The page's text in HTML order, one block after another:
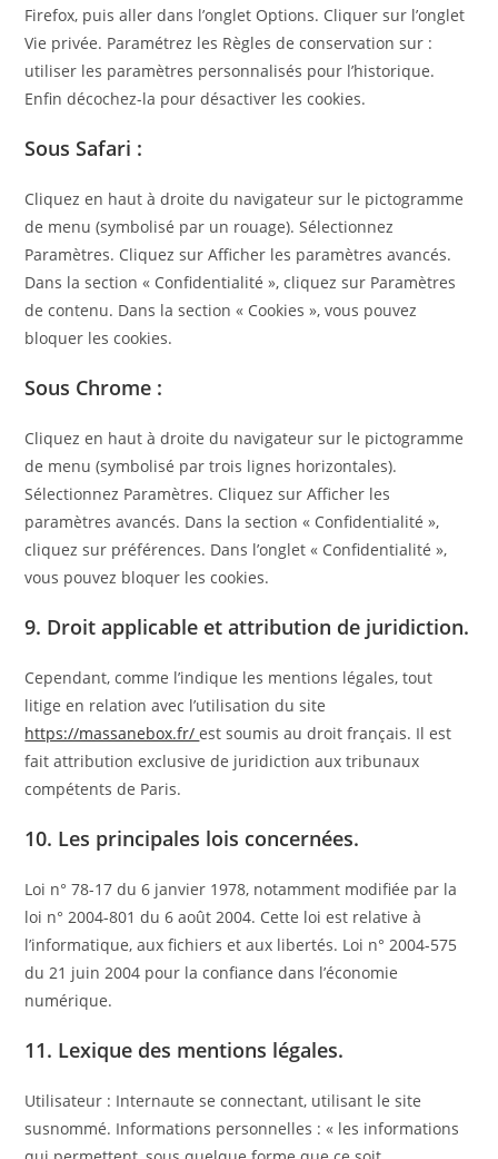
Firefox, puis aller dans l’onglet Options. Cliquer sur l’onglet
Vie privée. Paramétrez les Règles de conservation sur :
utiliser les paramètres personnalisés pour l’historique.
Enfin décochez-la pour désactiver les cookies.
Sous Safari :
Cliquez en haut à droite du navigateur sur le pictogramme
de menu (symbolisé par un rouage). Sélectionnez
Paramètres. Cliquez sur Afficher les paramètres avancés.
Dans la section « Confidentialité », cliquez sur Paramètres
de contenu. Dans la section « Cookies », vous pouvez
bloquer les cookies.
Sous Chrome :
Cliquez en haut à droite du navigateur sur le pictogramme
de menu (symbolisé par trois lignes horizontales).
Sélectionnez Paramètres. Cliquez sur Afficher les
paramètres avancés. Dans la section « Confidentialité »,
cliquez sur préférences. Dans l’onglet « Confidentialité »,
vous pouvez bloquer les cookies.
9. Droit applicable et attribution de juridiction.
Cependant, comme l’indique les mentions légales, tout
litige en relation avec l’utilisation du site
https://massanebox.fr/est soumis au droit français. Il est
fait attribution exclusive de juridiction aux tribunaux
compétents de Paris.
10. Les principales lois concernées.
Loi n° 78-17 du 6 janvier 1978, notamment modifiée par la
loi n° 2004-801 du 6 août 2004. Cette loi est relative à
l’informatique, aux fichiers et aux libertés. Loi n° 2004-575
du 21 juin 2004 pour la confiance dans l’économie
numérique.
11. Lexique des mentions légales.
Utilisateur : Internaute se connectant, utilisant le site
susnommé. Informations personnelles : « les informations